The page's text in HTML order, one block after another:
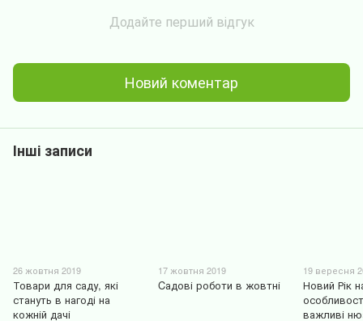
Додайте перший відгук
Новий коментар
Інші записи
26 жовтня 2019
Товари для саду, які
стануть в нагоді на
кожній дачі
17 жовтня 2019
Cадові роботи в жовтні
19 вересня
Новий Рік
важливі